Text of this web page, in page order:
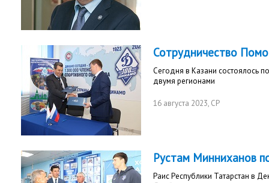
Сотрудничество
Сегодня в Казани состоялось
двумя регионами
16 августа 2023, СР
Рустам Минниханов
Раис Республики Татарстан в